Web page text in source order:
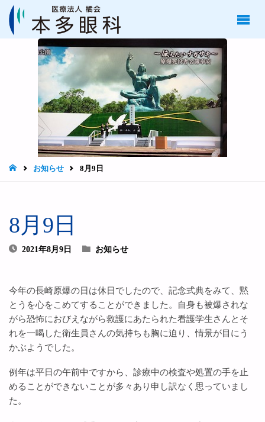
橘
会
本多
眼科
目の
治
療、
手術
は長
崎市
の本
HOMEお知らせ 8月9日
8月9日
2021年8月9日 お知らせ
今年の長崎原爆の日は休日でしたので、記念式典をみて、黙
とうを心をこめてすることができました。自身も被爆されな
がら恐怖におびえながら救護にあたられた看護学生さんとそ
れを一喝した衛生員さんの気持ちも胸に迫り、情景が目にう
かぶようでした。
例年は平日の午前中ですから、診療中の検査や処置の手を止
めることができないことが多々あり申し訳なく思っていまし
た。